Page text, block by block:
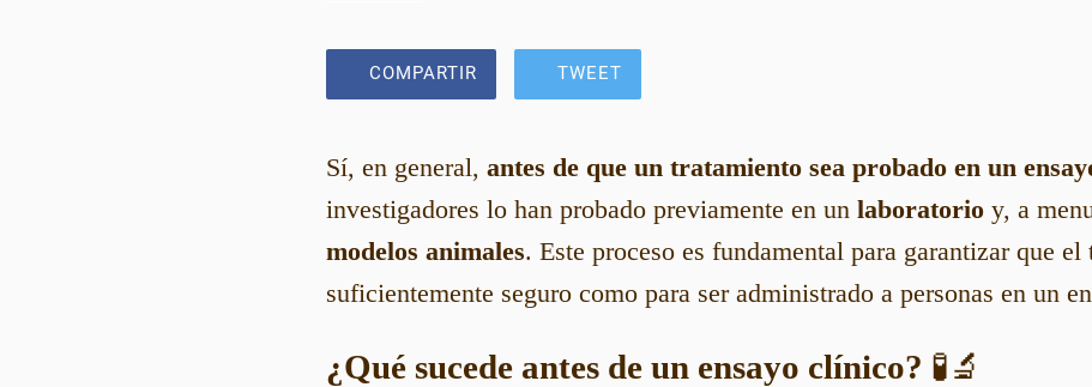
COMPARTIR TWEET
Sí, en general, antes de que un tratamiento sea probado en un
investigadores lo han probado previamente en un laboratorio y, a
modelos animales. Este proceso es fundamental para garantizar que
suficientemente seguro como para ser administrado a personas en un
¿Qué sucede antes de un ensayo clínico? 🧪🔬